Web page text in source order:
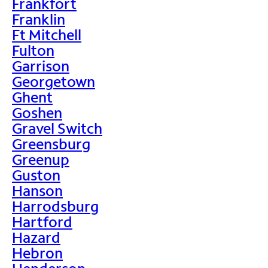
Franklin
Ft Mitchell
Fulton
Garrison
Georgetown
Ghent
Goshen
Gravel Switch
Greensburg
Greenup
Guston
Hanson
Harrodsburg
Hartford
Hazard
Hebron